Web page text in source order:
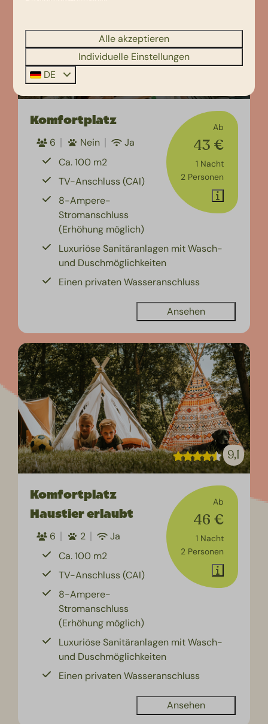
Ab
43 €
1 Nacht
2 Personen
Komfortplatz
6 Nein
Ja
Ca. 100 m2
TV-Anschluss (CAI)
8-Ampere-
Stromanschluss
(Erhöhung möglich)
Luxuriöse Sanitäranlagen mit Wasch-
und Duschmöglichkeiten
Einen privaten Wasseranschluss
Ansehen
9,1
Ab
46 €
1 Nacht
2 Personen
Komfortplatz
Haustier erlaubt
6 2
Ja
Ca. 100 m2
TV-Anschluss (CAI)
8-Ampere-
Stromanschluss
(Erhöhung möglich)
Luxuriöse Sanitäranlagen mit Wasch-
und Duschmöglichkeiten
Einen privaten Wasseranschluss
Ansehen
Alle akzeptieren
Individuelle Einstellungen
DE